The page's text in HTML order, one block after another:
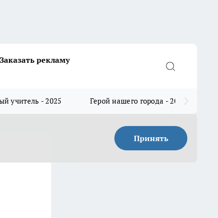
Заказать рекламу
учитель - 2025 Герой нашего города - 2025
Принять